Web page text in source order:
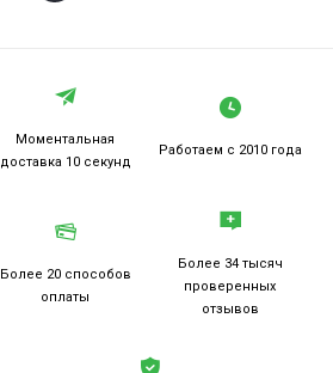
Моментальная
доставка 10 секунд
Работаем с 2010 года
Более 20 способов
оплаты
Более 34 тысяч
проверенных
отзывов